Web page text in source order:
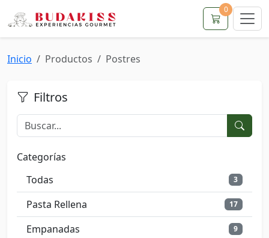
0
Inicio Productos Postres
Filtros
Categorías
Todas
3
Pasta Rellena 17
Empanadas 9